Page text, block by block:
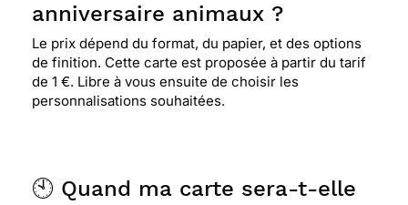
anniversaire animaux ?
Le prix dépend du format, du papier, et des options
de finition. Cette carte est proposée à partir du tarif
de 1 €. Libre à vous ensuite de choisir les
personnalisations souhaitées.
🕙 Quand ma carte sera-t-elle